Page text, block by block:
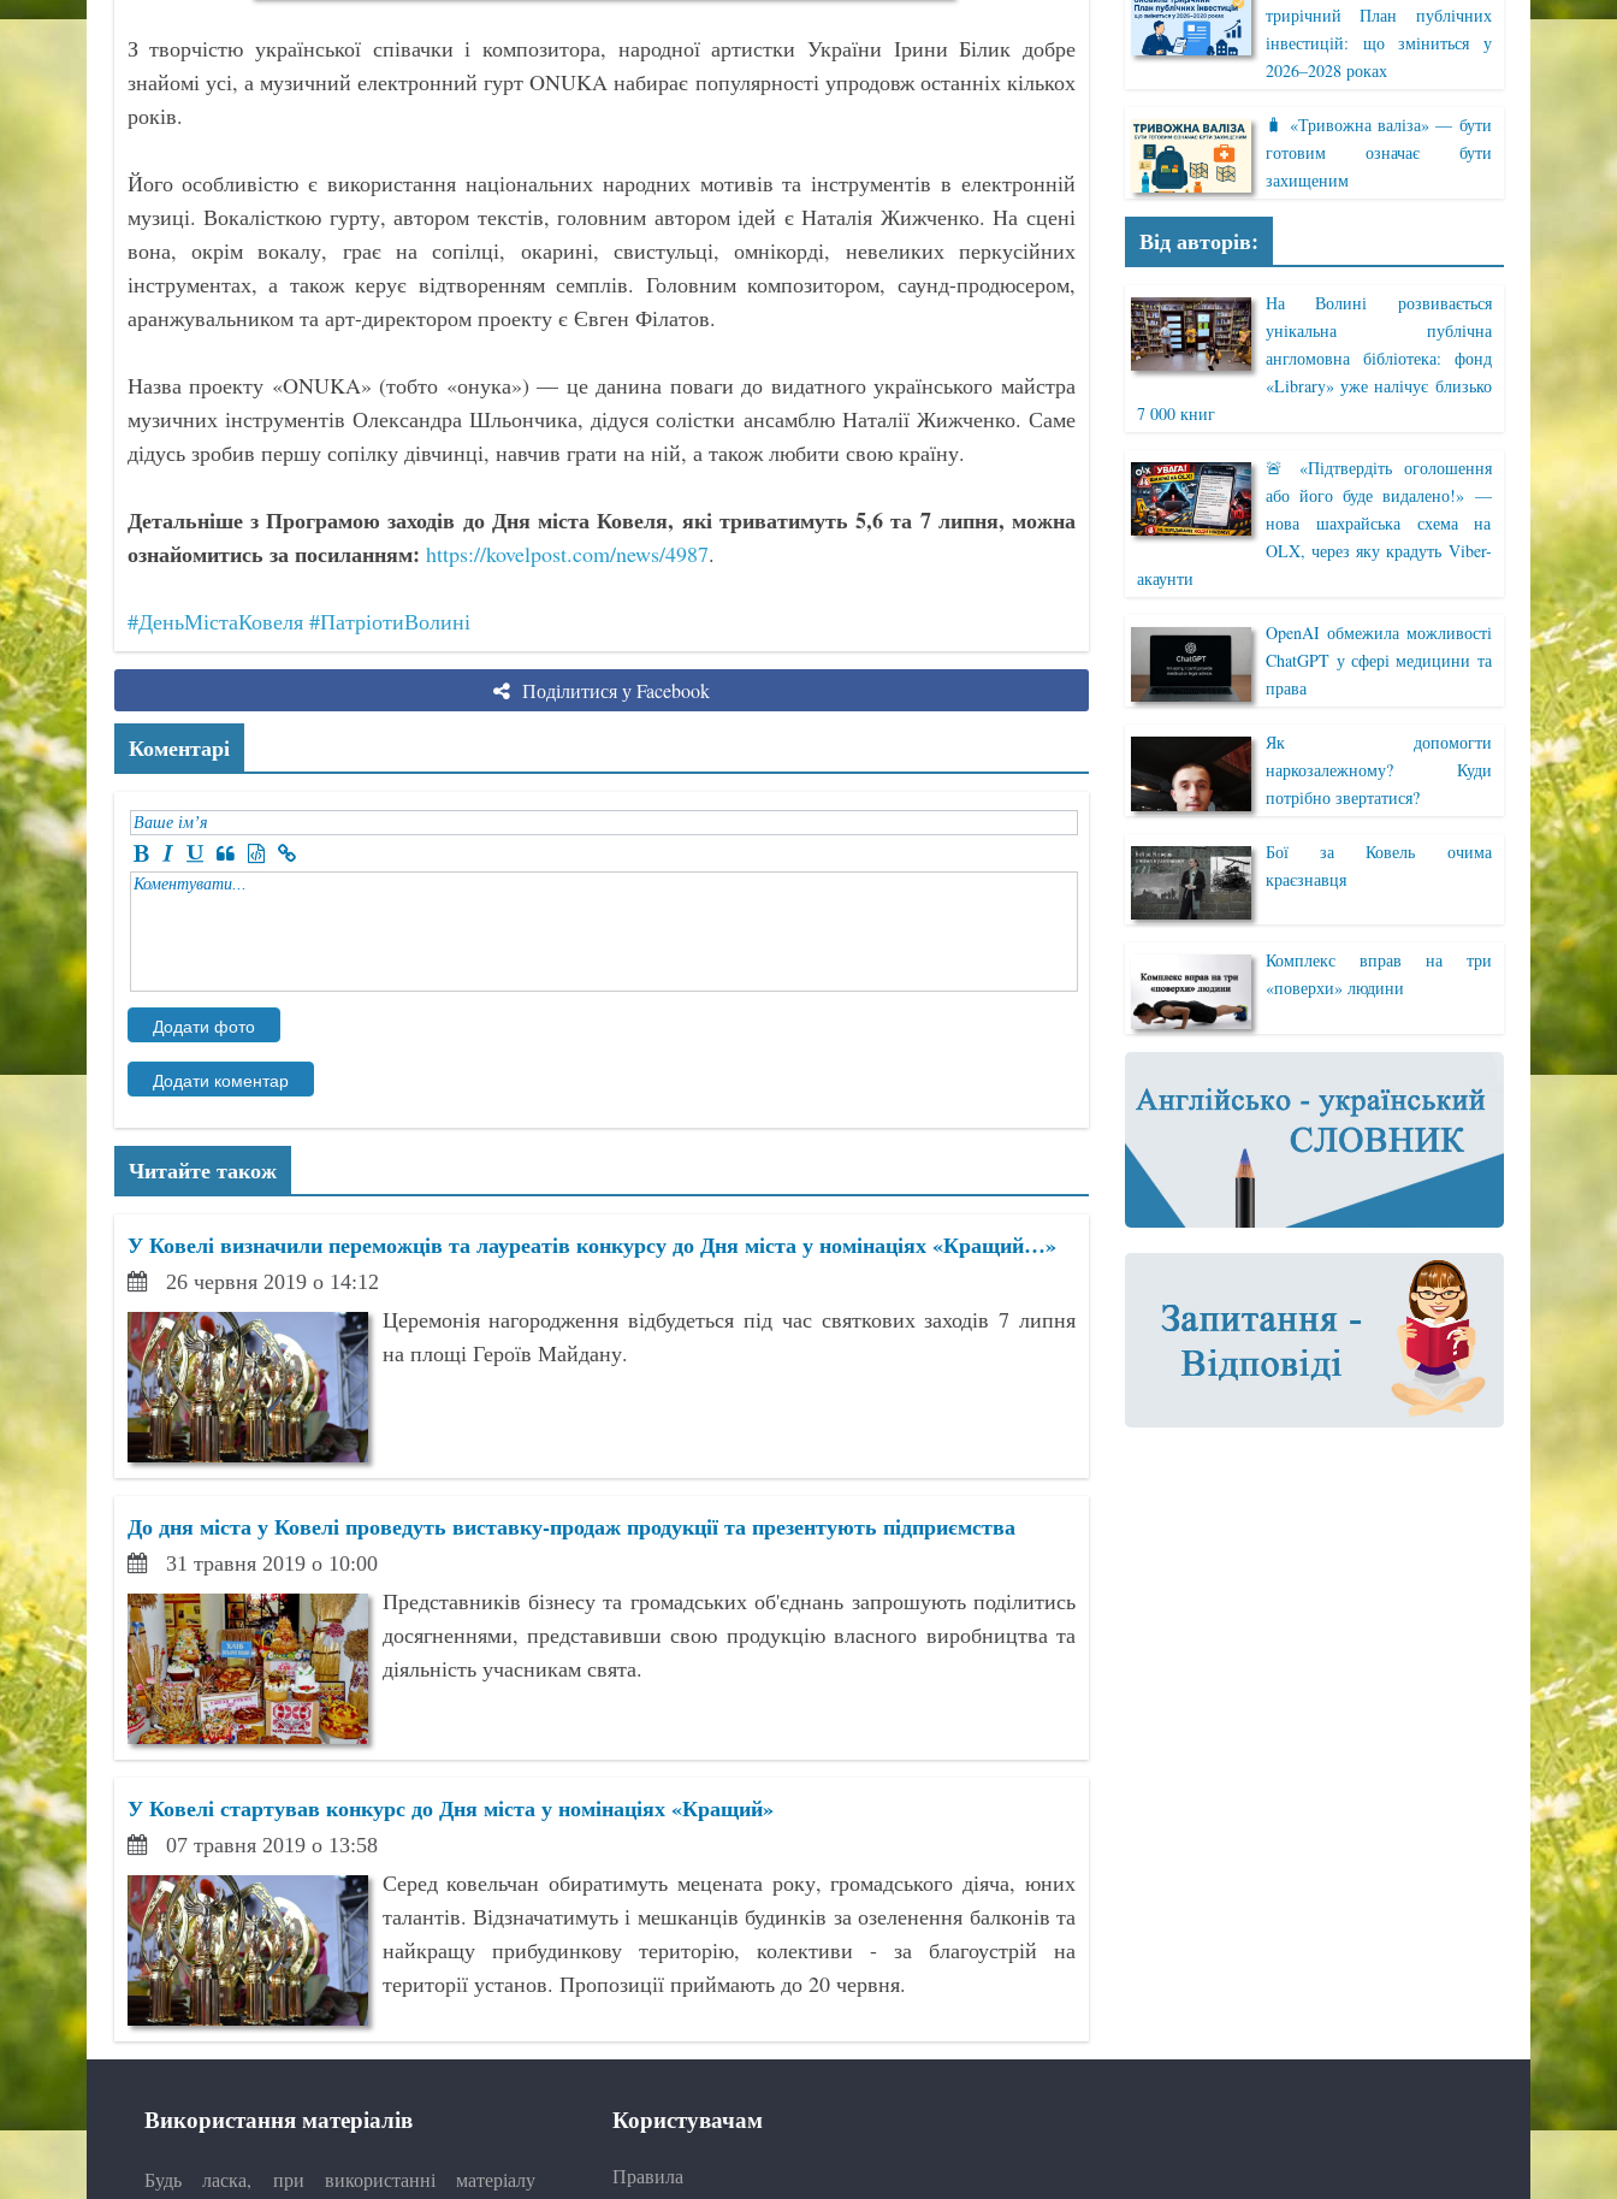
З творчістю української співачки і композитора, народної артистки України Ірини Білик добре
знайомі усі, а музичний електронний гурт ONUKA набирає популярності упродовж останніх кількох
років.
Його особливістю є використання національних народних мотивів та інструментів в електронній
музиці. Вокалісткою гурту, автором текстів, головним автором ідей є Наталія Жижченко. На сцені
вона, окрім вокалу, грає на сопілці, окарині, свистульці, омнікорді, невеликих перкусійних
інструментах, а також керує відтворенням семплів. Головним композитором, саунд-продюсером,
аранжувальником та арт-директором проекту є Євген Філатов.
Назва проекту «ONUKA» (тобто «онука») — це данина поваги до видатного українського майстра
музичних інструментів Олександра Шльончика, дідуся солістки ансамблю Наталії Жижченко. Саме
дідусь зробив першу сопілку дівчинці, навчив грати на ній, а також любити свою країну.
Детальніше з Програмою заходів до Дня міста Ковеля, які триватимуть 5,6 та 7 липня, можна
ознайомитись за посиланням: https://kovelpost.com/news/4987.
#ДеньМістаКовеля #ПатріотиВолині
Поділитися у Facebook
Коментарі
Читайте також
У Ковелі визначили переможців та лауреатів конкурсу до Дня міста у номінаціях «Кращий…»
26 червня 2019 о 14:12
Церемонія нагородження відбудеться під час святкових заходів 7 липня
на площі Героїв Майдану.
До дня міста у Ковелі проведуть виставку-продаж продукції та презентують підприємства
31 травня 2019 о 10:00
Представників бізнесу та громадських об'єднань запрошують поділитись
досягненнями, представивши свою продукцію власного виробництва та
діяльність учасникам свята.
У Ковелі стартував конкурс до Дня міста у номінаціях «Кращий»
07 травня 2019 о 13:58
Серед ковельчан обиратимуть мецената року, громадського діяча, юних
талантів. Відзначатимуть і мешканців будинків за озеленення балконів та
найкращу прибудинкову територію, колективи - за благоустрій на
території установ. Пропозиції приймають до 20 червня.
трирічний План публічних
інвестицій: що зміниться у
2026–2028 роках
🧳 «Тривожна валіза» — бути
готовим означає бути
захищеним
Від авторів:
На Волині розвивається
унікальна публічна
англомовна бібліотека: фонд
«Library» уже налічує близько
7 000 книг
🚨 «Підтвердіть оголошення
або його буде видалено!» —
нова шахрайська схема на
OLX, через яку крадуть Viber-
акаунти
OpenAI обмежила можливості
ChatGPT у сфері медицини та
права
Як допомогти
наркозалежному? Куди
потрібно звертатися?
Бої за Ковель очима
краєзнавця
Комплекс вправ на три
«поверхи» людини
Використання матеріалів
Будь ласка, при використанні матеріалу
Користувачам
Правила